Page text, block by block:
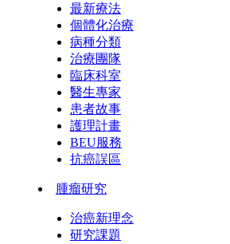
最新療法
個體化治療
病種分類
治療團隊
臨床科室
醫生專家
患者故事
護理計畫
BEU服務
抗癌誤區
腫瘤研究
治癌新理念
研究課題